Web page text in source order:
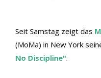
Seit Samstag zeigt das
(MoMa) in New York
No Discipline".